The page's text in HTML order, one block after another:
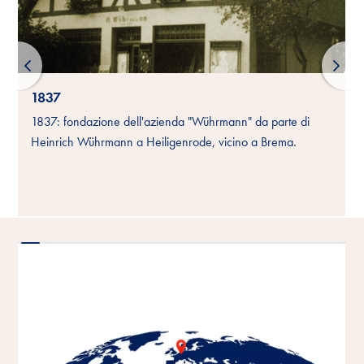
1837
1837: fondazione dell'azienda "Wührmann" da parte di
Heinrich Wührmann a Heiligenrode, vicino a Brema.